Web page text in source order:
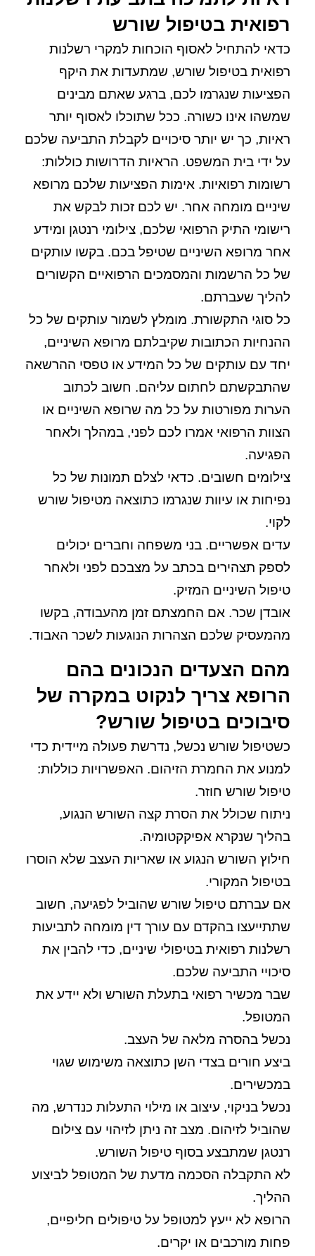
רפואית בטיפול שורש
כדאי להתחיל לאסוף הוכחות למקרי רשלנות
רפואית בטיפול שורש, שמתעדות את היקף
הפציעות שנגרמו לכם, ברגע שאתם מבינים
שמשהו אינו כשורה. ככל שתוכלו לאסוף יותר
ראיות, כך יש יותר סיכויים לקבלת התביעה שלכם
על ידי בית המשפט. הראיות הדרושות כוללות:
רשומות רפואיות. אימות הפציעות שלכם מרופא
שיניים מומחה אחר. יש לכם זכות לבקש את
רישומי התיק הרפואי שלכם, צילומי רנטגן ומידע
אחר מרופא השיניים שטיפל בכם. בקשו עותקים
של כל הרשמות והמסמכים הרפואיים הקשורים
להליך שעברתם.
כל סוגי התקשורת. מומלץ לשמור עותקים של כל
ההנחיות הכתובות שקיבלתם מרופא השיניים,
יחד עם עותקים של כל המידע או טפסי ההרשאה
שהתבקשתם לחתום עליהם. חשוב לכתוב
הערות מפורטות על כל מה שרופא השיניים או
הצוות הרפואי אמרו לכם לפני, במהלך ולאחר
הפגיעה.
צילומים חשובים. כדאי לצלם תמונות של כל
נפיחות או עיוות שנגרמו כתוצאה מטיפול שורש
לקוי.
עדים אפשריים. בני משפחה וחברים יכולים
לספק תצהירים בכתב על מצבכם לפני ולאחר
טיפול השיניים המזיק.
אובדן שכר. אם החמצתם זמן מהעבודה, בקשו
מהמעסיק שלכם הצהרות הנוגעות לשכר האבוד.
מהם הצעדים הנכונים בהם
הרופא צריך לנקוט במקרה של
סיבוכים בטיפול שורש?
כשטיפול שורש נכשל, נדרשת פעולה מיידית כדי
למנוע את החמרת הזיהום. האפשרויות כוללות:
טיפול שורש חוזר.
ניתוח שכולל את הסרת קצה השורש הנגוע,
בהליך שנקרא אפיקקטומיה.
חילוץ השורש הנגוע או שאריות העצב שלא הוסרו
בטיפול המקורי.
אם עברתם טיפול שורש שהוביל לפגיעה, חשוב
שתתייעצו בהקדם עם עורך דין מומחה לתביעות
רשלנות רפואית בטיפולי שיניים, כדי להבין את
סיכויי התביעה שלכם.
שבר מכשיר רפואי בתעלת השורש ולא יידע את
המטופל.
נכשל בהסרה מלאה של העצב.
ביצע חורים בצדי השן כתוצאה משימוש שגוי
במכשירים.
נכשל בניקוי, עיצוב או מילוי התעלות כנדרש, מה
שהוביל לזיהום. מצב זה ניתן לזיהוי עם צילום
רנטגן שמתבצע בסוף טיפול השורש.
לא התקבלה הסכמה מדעת של המטופל לביצוע
ההליך.
הרופא לא ייעץ למטופל על טיפולים חליפיים,
פחות מורכבים או יקרים.